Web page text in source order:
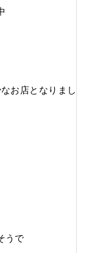
お店となりまし
うで